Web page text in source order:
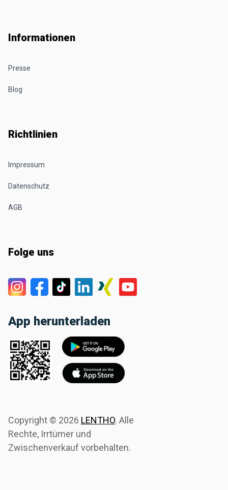
Informationen
Presse
Blog
Richtlinien
Impressum
Datenschutz
AGB
Folge uns
App herunterladen
Copyright © 2026 LENTHO. Alle
Rechte, Irrtümer und
Zwischenverkauf vorbehalten.